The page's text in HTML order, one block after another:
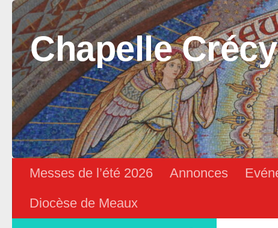
Skip to content
Chapelle Crécy
Messes de l’été 2026 Annonces
Diocèse de Meaux